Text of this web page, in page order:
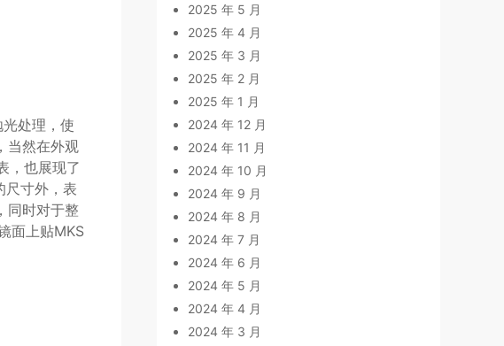
处理，使
当然在外观
，也展现了
尺寸外，表
同时对于整
面上贴MKS
2025 年 5 月
2025 年 4 月
2025 年 3 月
2025 年 2 月
2025 年 1 月
2024 年 12 月
2024 年 11 月
2024 年 10 月
2024 年 9 月
2024 年 8 月
2024 年 7 月
2024 年 6 月
2024 年 5 月
2024 年 4 月
2024 年 3 月